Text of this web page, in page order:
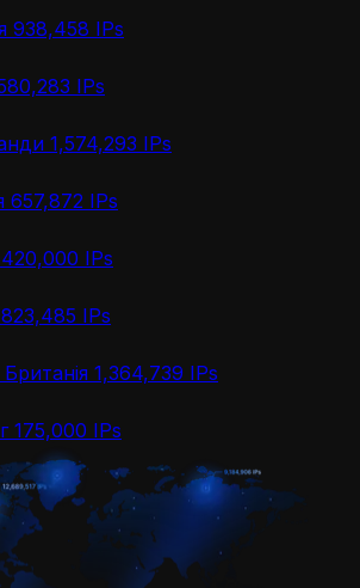
938,458 IPs
IPs
1,574,293 IPs
657,872 IPs
IPs
823,485 IPs
1,364,739 IPs
175,000 IPs